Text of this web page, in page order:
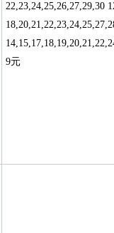
22,23,24,25,26,27,29,30
9元